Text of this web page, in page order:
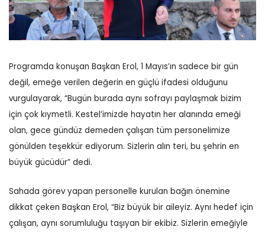
Programda konuşan Başkan Erol, 1 Mayıs’ın sadece bir gün
değil, emeğe verilen değerin en güçlü ifadesi olduğunu
vurgulayarak, “Bugün burada aynı sofrayı paylaşmak bizim
için çok kıymetli. Kestel’imizde hayatın her alanında emeği
olan, gece gündüz demeden çalışan tüm personelimize
gönülden teşekkür ediyorum. Sizlerin alın teri, bu şehrin en
büyük gücüdür” dedi.
Sahada görev yapan personelle kurulan bağın önemine
dikkat çeken Başkan Erol, “Biz büyük bir aileyiz. Aynı hedef için
çalışan, aynı sorumluluğu taşıyan bir ekibiz. Sizlerin emeğiyle